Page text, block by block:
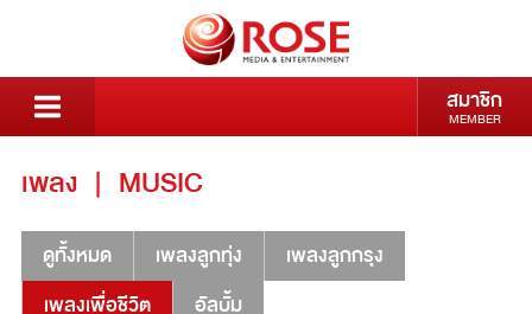
สมาชิก
MEMBER
เพลง | MUSIC
ดูทั้งหมด เพลงลูกทุ่ง
เพลงลูกกรุง
เพลงเพื่อชีวิต
อัลบั้ม